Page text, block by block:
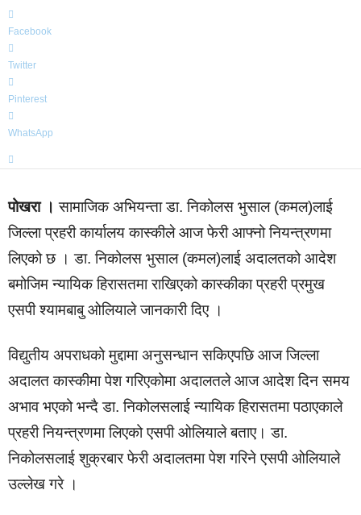
Facebook
Twitter
Pinterest
WhatsApp
पोखरा । सामाजिक अभियन्ता डा. निकोलस भुसाल (कमल)लाई
जिल्ला प्रहरी कार्यालय कास्कीले आज फेरी आफ्नो नियन्त्रणमा
लिएको छ । डा. निकोलस भुसाल (कमल)लाई अदालतको आदेश
बमोजिम न्यायिक हिरासतमा राखिएको कास्कीका प्रहरी प्रमुख
एसपी श्यामबाबु ओलियाले जानकारी दिए ।
विद्युतीय अपराधको मुद्दामा अनुसन्धान सकिएपछि आज जिल्ला
अदालत कास्कीमा पेश गरिएकोमा अदालतले आज आदेश दिन समय
अभाव भएको भन्दै डा. निकोलसलाई न्यायिक हिरासतमा पठाएकाले
प्रहरी नियन्त्रणमा लिएको एसपी ओलियाले बताए। डा.
निकोलसलाई शुक्रबार फेरी अदालतमा पेश गरिने एसपी ओलियाले
उल्लेख गरे ।